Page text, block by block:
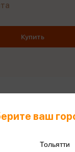
Купить
этого
ваш
Тольятти